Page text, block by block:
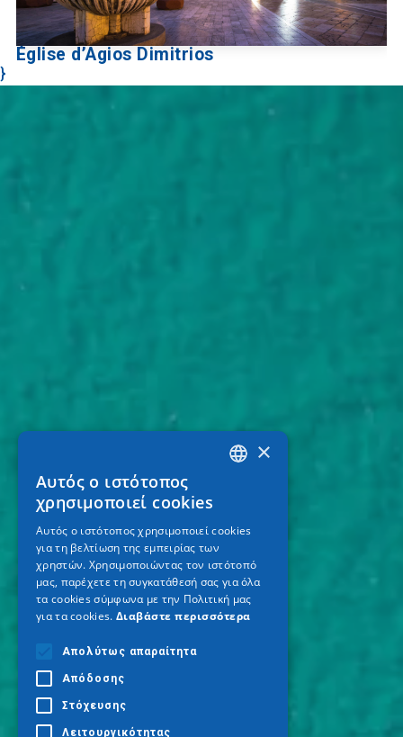
Église d’Agios Dimitrios
}
×
Αυτός ο ιστότοπος
χρησιμοποιεί cookies
Αυτός ο ιστότοπος χρησιμοποιεί cookies
για τη βελτίωση της εμπειρίας των
χρηστών. Χρησιμοποιώντας τον ιστότοπό
μας, παρέχετε τη συγκατάθεσή σας για όλα
τα cookies σύμφωνα με την Πολιτική μας
για τα cookies. Διαβάστε περισσότερα
Απολύτως απαραίτητα
Απόδοσης
Στόχευσης
Λειτουργικότητας